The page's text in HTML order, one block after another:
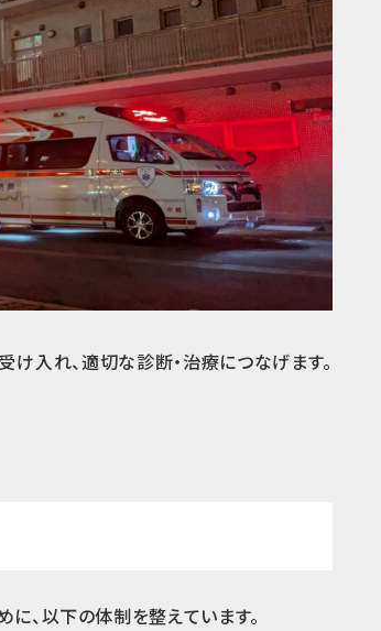
入れ、適切な診断・治療につなげます。
、以下の体制を整えています。